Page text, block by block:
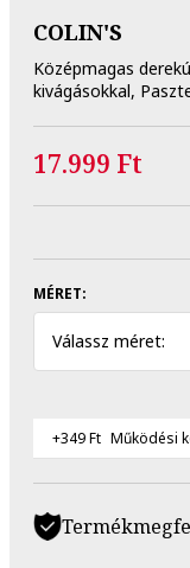
COLIN'S
Középmagas
kivágásokkal,
17.999 Ft
MÉRET:
Válassz méret:
+349 Ft Működési